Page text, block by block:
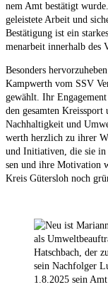
nem Amt bestä­tigt
geleis­te­te Arbeit und
Bestä­ti­gung ist ein
men­ar­beit inner­halb des
Beson­ders
Kamp­werth vom SSV
gewählt. Ihr
den gesam­ten Kreis­sport
Nach­hal­tig­keit und
werth herz­lich zu ihrer
und Initia­ti­ven, die sie
sen und ihre Moti­va­ti­on
Kreis Güters­loh noch